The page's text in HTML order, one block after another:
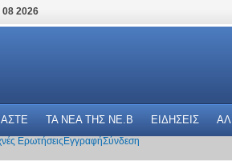
08 2026
ΤΑ ΝΕΑ THΣ NE.B ΕΙΔΗΣΕΙΣ
Ερωτήσεις ΕγγραφήΣύνδεση